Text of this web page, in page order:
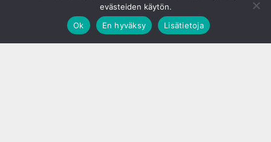
evästeiden käytön.
Ok
En hyväksy Lisätietoja